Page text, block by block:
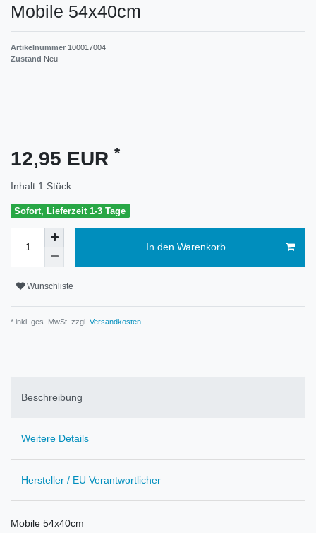
Mobile 54x40cm
Artikelnummer 100017004
Zustand Neu
12,95 EUR *
Inhalt 1 Stück
Sofort, Lieferzeit 1-3 Tage
In den Warenkorb
Wunschliste
* inkl. ges. MwSt. zzgl. Versandkosten
Beschreibung
Weitere Details
Hersteller / EU Verantwortlicher
Mobile 54x40cm